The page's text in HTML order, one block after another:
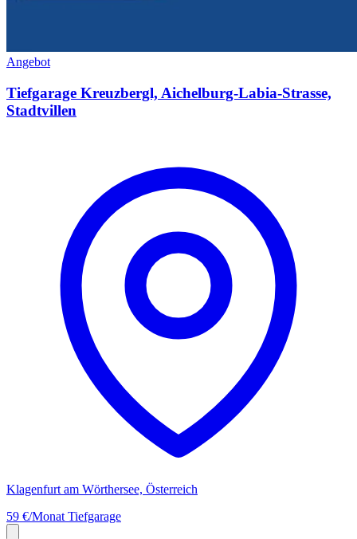
Angebot
Tiefgarage Kreuzbergl, Aichelburg-Labia-Strasse,
Stadtvillen
Klagenfurt am Wörthersee, Österreich
59 €/Monat Tiefgarage